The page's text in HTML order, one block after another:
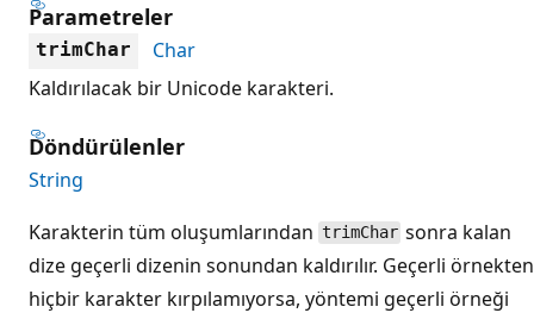
Parametreler
trimChar
Char
Kaldırılacak bir Unicode karakteri.
Döndürülenler
String
Karakterin tüm oluşumlarından trimChar sonra kalan
dize geçerli dizenin sonundan kaldırılır. Geçerli örnekten
hiçbir karakter kırpılamıyorsa, yöntemi geçerli örneği